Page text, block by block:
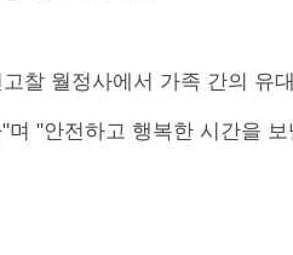
찰 월정사에서 가족 간의 유
며 "안전하고 행복한 시간을